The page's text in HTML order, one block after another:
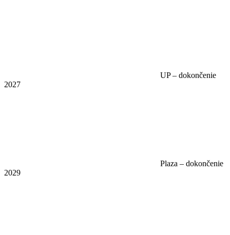
UP – dokončenie
2027
Plaza – dokončenie
2029